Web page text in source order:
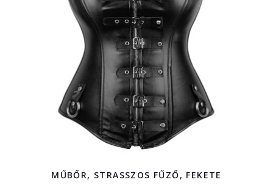
MŰBŐR, STRASSZOS FŰZŐ, FEKETE